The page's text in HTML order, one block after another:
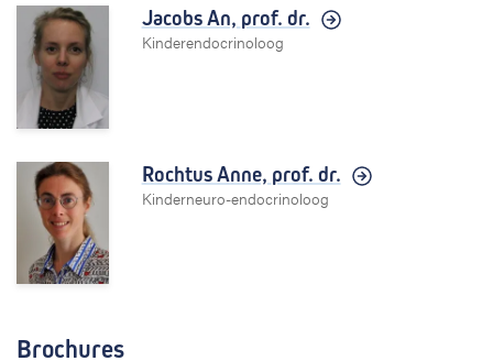
Jacobs An, prof. dr.
Kinderendocrinoloog
Rochtus Anne, prof. dr.
Kinderneuro-endocrinoloog
Brochures